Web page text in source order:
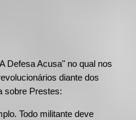
Defesa Acusa" no qual nos
diante dos
sobre Prestes:
Todo militante deve